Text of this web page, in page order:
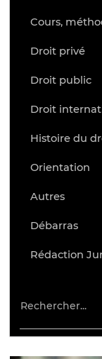
Cours,
Droit privé
Droit public
Droit
Histoire du
Orientation
Autres
Débarras
Rédaction